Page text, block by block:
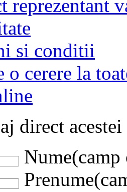
reprezentant
si conditii
o cerere la
direct